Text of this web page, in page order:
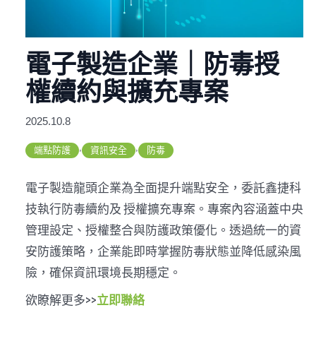
電子製造企業｜防毒授
權續約與擴充專案
2025.10.8
端點防護 , 資訊安全 , 防毒
電子製造龍頭企業為全面提升端點安全，委託鑫捷科
技執行防毒續約及 授權擴充專案。專案內容涵蓋中央
管理設定、授權整合與防護政策優化。透過統一的資
安防護策略，企業能即時掌握防毒狀態並降低感染風
險，確保資訊環境長期穩定。
欲瞭解更多>>立即聯絡